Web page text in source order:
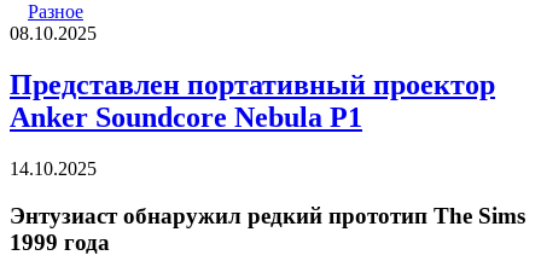
Разное
08.10.2025
Представлен портативный проектор
Anker Soundcore Nebula P1
14.10.2025
Энтузиаст обнаружил редкий прототип The Sims
1999 года